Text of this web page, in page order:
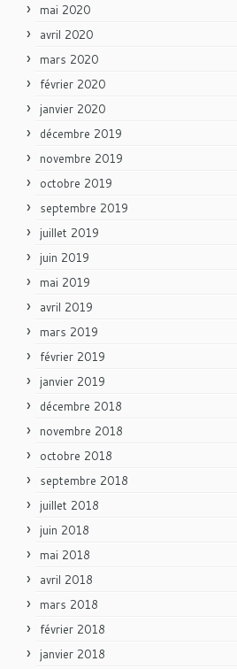
mai 2020
avril 2020
mars 2020
février 2020
janvier 2020
décembre 2019
novembre 2019
octobre 2019
septembre 2019
juillet 2019
juin 2019
mai 2019
avril 2019
mars 2019
février 2019
janvier 2019
décembre 2018
novembre 2018
octobre 2018
septembre 2018
juillet 2018
juin 2018
mai 2018
avril 2018
mars 2018
février 2018
janvier 2018